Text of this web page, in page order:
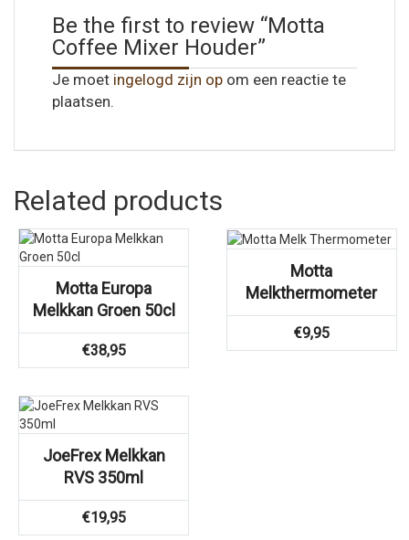
Be the first to review “Motta
Coffee Mixer Houder”
Je moet ingelogd zijn op om een reactie te
plaatsen.
Related products
Motta Europa
Melkkan Groen 50cl
€38,95
Motta
Melkthermometer
€9,95
JoeFrex Melkkan
RVS 350ml
€19,95